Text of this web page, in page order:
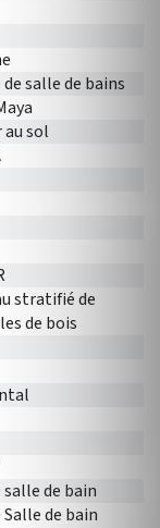
salle de bains
au sol
stratifié de
de bois
salle de bain
de bain